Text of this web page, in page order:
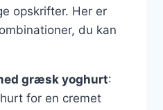
opskrifter. Her er
du kan
græsk yoghurt:
for en cremet